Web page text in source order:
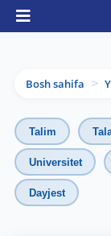
Bosh sahifa >
Talim
Universitet
Dayjest
TDYU